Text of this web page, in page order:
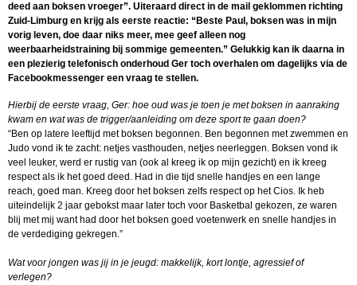
deed aan boksen vroeger”. Uiteraard direct in de mail geklommen richting
Zuid-Limburg en krijg als eerste reactie: “Beste Paul, boksen was in mijn
vorig leven, doe daar niks meer, mee geef alleen nog
weerbaarheidstraining bij sommige gemeenten.” Gelukkig kan ik daarna in
een plezierig telefonisch onderhoud Ger toch overhalen om dagelijks via de
Facebookmessenger een vraag te stellen.
Hierbij de eerste vraag, Ger: hoe oud was je toen je met boksen in aanraking
kwam en wat was de trigger/aanleiding om deze sport te gaan doen?
“Ben op latere leeftijd met boksen begonnen. Ben begonnen met zwemmen en
Judo vond ik te zacht: netjes vasthouden, netjes neerleggen. Boksen vond ik
veel leuker, werd er rustig van (ook al kreeg ik op mijn gezicht) en ik kreeg
respect als ik het goed deed. Had in die tijd snelle handjes en een lange
reach, goed man. Kreeg door het boksen zelfs respect op het Cios. Ik heb
uiteindelijk 2 jaar gebokst maar later toch voor Basketbal gekozen, ze waren
blij met mij want had door het boksen goed voetenwerk en snelle handjes in
de verdediging gekregen.”
Wat voor jongen was jij in je jeugd: makkelijk, kort lontje, agressief of
verlegen?